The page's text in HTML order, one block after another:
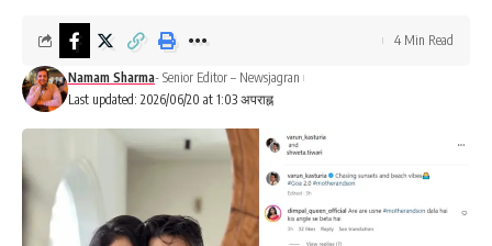
Last updated: 2026/06/20 at 1:03 अपराह्न
Namam Sharma- Senior Editor – Newsjagran
4 Min Read